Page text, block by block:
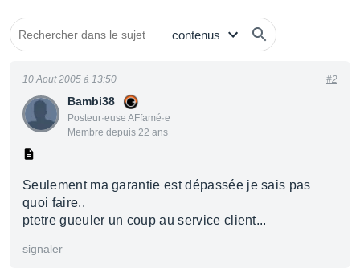
Bambi38
Posteur·euse AFfamé·e
Membre depuis 22 ans
10 Aout 2005 à 13:50 #2
Seulement ma garantie est dépassée je sais pas
quoi faire..
ptetre gueuler un coup au service client...
signaler